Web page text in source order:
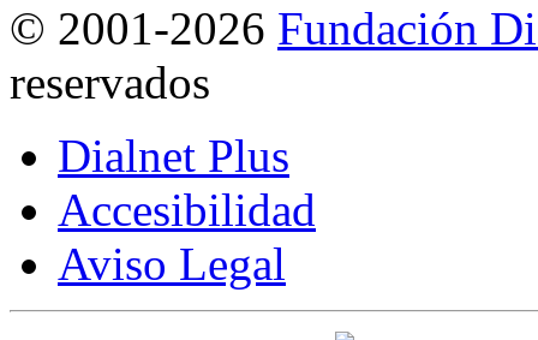
© 2001-2026 Fundación
reservados
Dialnet Plus
Accesibilidad
Aviso Legal